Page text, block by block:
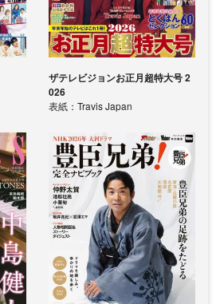
ザテレビジョンお正月超特大号 2
026
表紙：Travis Japan